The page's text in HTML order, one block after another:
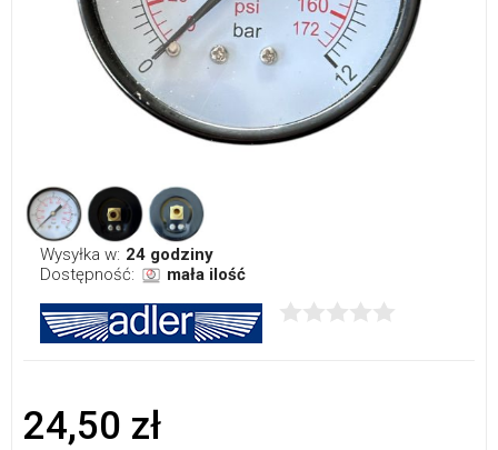
Wysyłka w: 24 godziny
Dostępność:
mała ilość
24,50 zł